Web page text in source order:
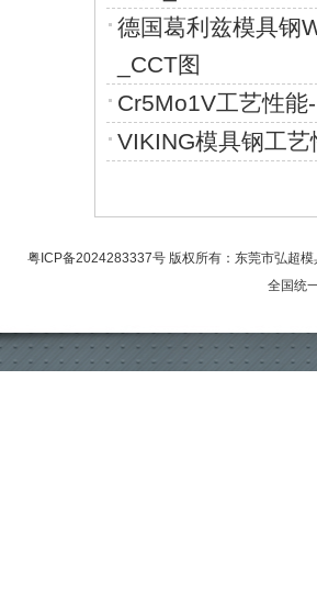
德国葛利兹模具钢
_CCT图
Cr5Mo1V工艺性
VIKING模具钢工
粤ICP备2024283337号 版权所有： 东莞市弘超
全国统